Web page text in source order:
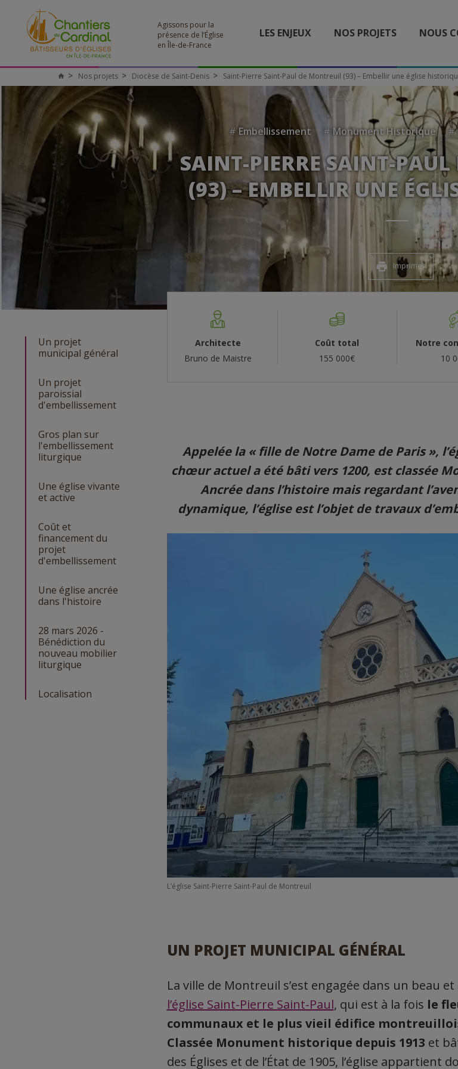
Agissons pour la
présence de l’Église
en Île-de-France
LES ENJEUX NOS PROJETS NOUS
Nos projets Diocèse de Saint-Denis Saint-Pierre Saint-Paul de Montreuil (93) – Embellir une église
# Embellissement # Monument Historique #
SAINT-PIERRE SAINT-
(93) – EMBELLIR UNE
Imprimer
Un projet
municipal général
Un projet
paroissial
d'embellissement
Gros plan sur
l'embellissement
liturgique
Une église vivante
et active
Coût et
financement du
projet
d'embellissement
Une église ancrée
dans l'histoire
28 mars 2026 -
Bénédiction du
nouveau mobilier
liturgique
Localisation
Architecte
Bruno de Maistre
Coût total
155 000€
Notre
10
Appelée la « fille de Notre Dame de Paris »,
chœur actuel a été bâti vers 1200, est classée
Ancrée dans l’histoire mais regardant
dynamique, l’église est l’objet de travaux
L’église Saint-Pierre Saint-Paul de Montreuil
UN PROJET MUNICIPAL GÉNÉRAL
La ville de Montreuil s’est engagée dans un beau
l’église Saint-Pierre Saint-Paul, qui est à la fois le
communaux et le plus vieil édifice
Classée Monument historique depuis 1913 et
des Églises et de l’État de 1905, l’église appartient